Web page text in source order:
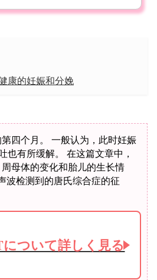
康的妊娠和分娩
四个月。 一般认为，此时妊娠
也有所缓解。 在这篇文章中，
母体的变化和胎儿的生长情
波检测到的唐氏综合症的征
ついて詳しく見る